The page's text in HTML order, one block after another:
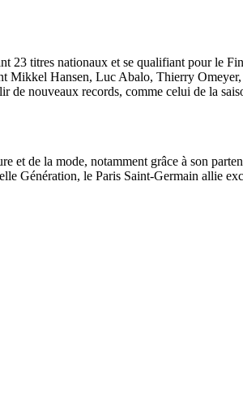
23 titres nationaux et se qualifiant pour le
Mikkel Hansen, Luc Abalo, Thierry
de nouveaux records, comme celui de la
de la mode, notamment grâce à son
Génération, le Paris Saint-Germain allie